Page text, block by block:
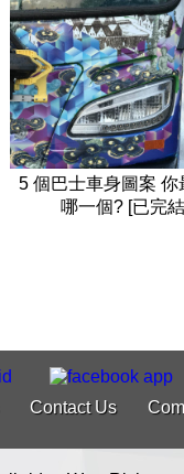
5 個巴士車身圖案 你
哪一個? [已完
Contact Us